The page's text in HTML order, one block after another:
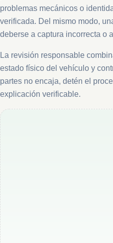
problemas mecánicos o
verificada. Del mismo modo,
deberse a captura incorrecta o
La revisión responsable
estado físico del vehículo y
partes no encaja, detén el
explicación verificable.